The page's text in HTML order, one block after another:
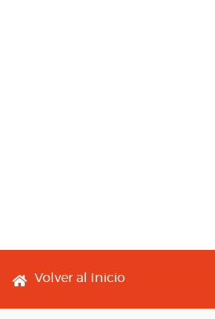
Footer menu
Volver al Inicio